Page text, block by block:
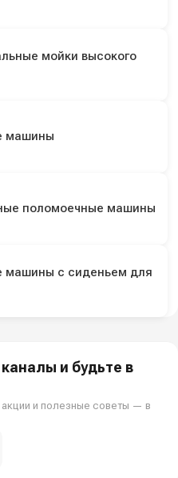
мойки высокого
машины
поломоечные машины
машины с сиденьем для
и будьте в
и полезные советы — в